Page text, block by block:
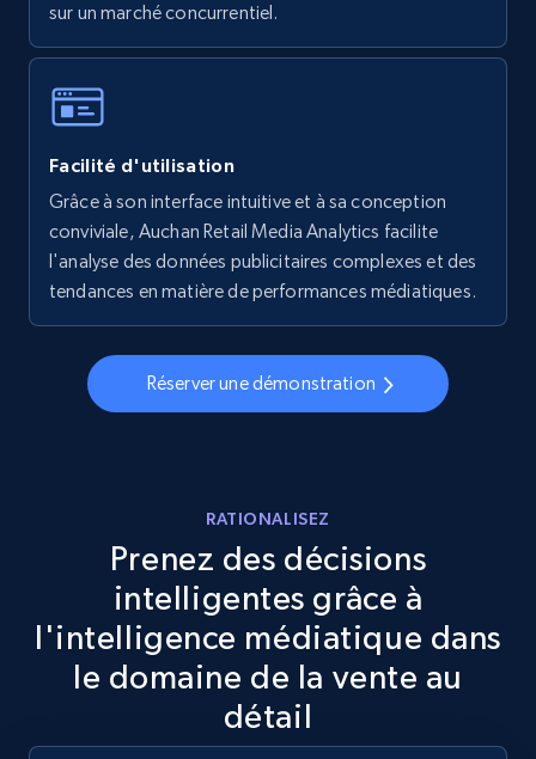
specific keywords
Specifications, Image urls, Top reviews, and
more.
5.6K+ 877+ Commencer
Walmart - products - Discover products by
using sku numbers
5.6K+ 877+ Commencer
TikTok Shop
URL, Title, Available, Description, Currency, Initial
price, Final price, Discount percent, and more.
sur un marché concurrentiel.
Facilité d'utilisation
Grâce à son interface intuitive et à sa conception
conviviale, Auchan Retail Media Analytics facilite
l'analyse des données publicitaires complexes et des
tendances en matière de performances médiatiques.
Réserver une démonstration
RATIONALISEZ
Prenez des décisions
intelligentes grâce à
l'intelligence médiatique dans
le domaine de la vente au
détail